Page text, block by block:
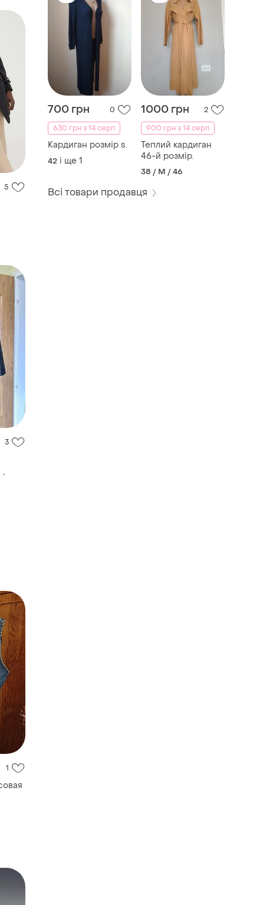
700 грн
0
630 грн з 14 серп
Кардиган розмір s.
42 і ще 1
1000 грн
2
900 грн з 14 серп
Теплий кардиган
46-й розмір.
38 / M / 46
Всі товари продавця
5
3
1